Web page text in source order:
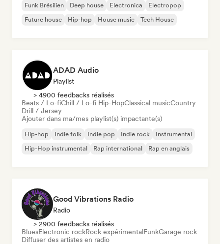
Funk Brésilien Deep house Electronica
Electropop
Future house
Hip-hop House music Tech House
ADAD Audio
Playlist
> 4900 feedbacks réalisés
Beats / Lo-fiChill / Lo-fi Hip-HopClassical musicCountry
Drill / Jersey
Ajouter dans ma/mes playlist(s) impactante(s)
Hip-hop Indie folk Indie pop Indie rock
Instrumental
Hip-Hop instrumental
Rap international Rap en anglais
Good Vibrations Radio
Radio
> 2900 feedbacks réalisés
BluesElectronic rockRock expérimentalFunkGarage rock
Diffuser des artistes en radio